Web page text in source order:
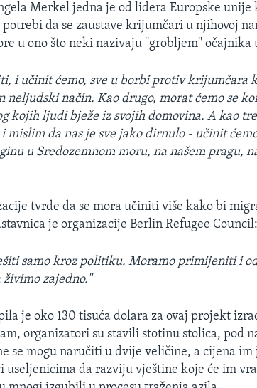
Merkel jedna je od lidera Europske unije
da se zaustave krijumčari u njihovoj
u ono što neki nazivaju ''grobljem'' očajnika
i učinit ćemo, sve u borbi protiv krijumčara
neljudski način. Kao drugo, morat ćemo se
kojih ljudi bježe iz svojih domovina. A kao
mislim da nas je sve jako dirnulo - učinit
u Sredozemnom moru, na našem pragu,
tvrde da se mora učiniti više kako bi
je organizacije Berlin Refugee Council:
samo kroz politiku. Moramo primijeniti i
zajedno.''
je oko 130 tisuća dolara za ovaj projekt
organizatori su stavili stotinu stolica, pod
se mogu naručiti u dvije veličine, a cijena im
useljenicima da razviju vještine koje će im